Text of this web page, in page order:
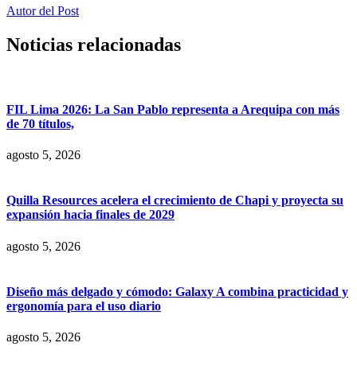
Autor del Post
Noticias relacionadas
FIL Lima 2026: La San Pablo representa a Arequipa con más
de 70 títulos,
agosto 5, 2026
Quilla Resources acelera el crecimiento de Chapi y proyecta su
expansión hacia finales de 2029
agosto 5, 2026
Diseño más delgado y cómodo: Galaxy A combina practicidad y
ergonomía para el uso diario
agosto 5, 2026